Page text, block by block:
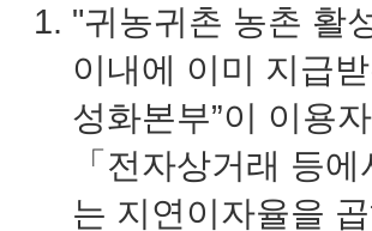
"귀농귀촌 농촌 활
이내에 이미 지급
성화본부”이 이용
「전자상거래 등
는 지연이자율을